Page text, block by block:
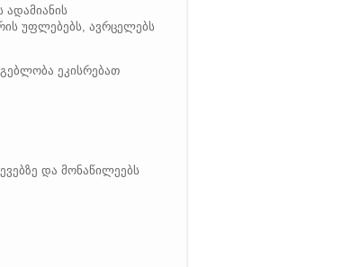
უფლებებს, ავრცელებს
ეკისრებათ
და მონაწილეებს